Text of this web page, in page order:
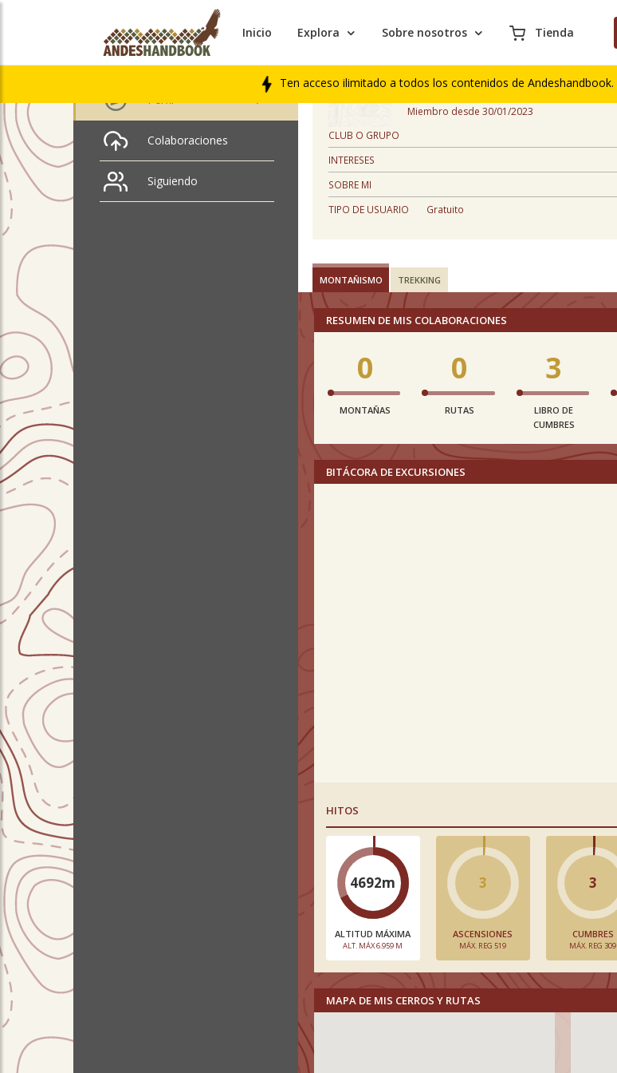
Inicio Explora Sobre nosotros Tienda
Ten acceso ilimitado a todos los contenidos de Andeshandbook.
Fernanda Bravo
Perfil
Colaboraciones
Siguiendo
PERFIL
Miembro desde 30/01/2023
CLUB O GRUPO
INTERESES
SOBRE MI
TIPO DE USUARIO
Gratuito
MONTAÑISMO TREKKING
RESUMEN DE MIS COLABORACIONES
0
MONTAÑAS
0
RUTAS
3
LIBRO DE
CUMBRES
BITÁCORA DE EXCURSIONES
HITOS
4692m
ALTITUD MÁXIMA
ALT. MÁX 6.959 M
3
ASCENSIONES
MÁX. REG 519
3
CUMBRES
MÁX. REG 309
MAPA DE MIS CERROS Y RUTAS